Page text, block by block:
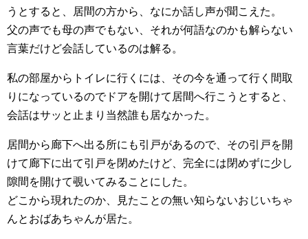
うとすると、居間の方から、なにか話し声が聞こえた。
父の声でも母の声でもない、それが何語なのかも解らない
言葉だけど会話しているのは解る。
私の部屋からトイレに行くには、その今を通って行く間取
りになっているのでドアを開けて居間へ行こうとすると、
会話はサッと止まり当然誰も居なかった。
居間から廊下へ出る所にも引戸があるので、その引戸を開
けて廊下に出て引戸を閉めたけど、完全には閉めずに少し
隙間を開けて覗いてみることにした。
どこから現れたのか、見たことの無い知らないおじいちゃ
んとおばあちゃんが居た。